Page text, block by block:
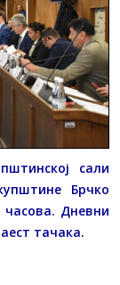
сали
Брчко
часова. Дневни
тачака.